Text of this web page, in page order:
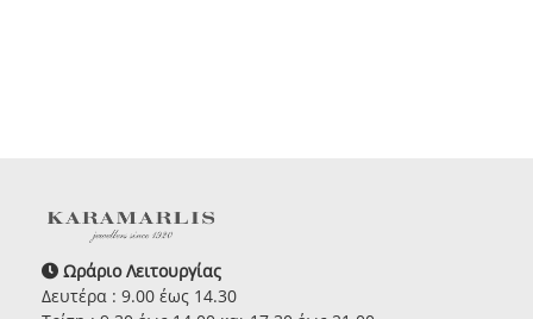
Ωράριο Λειτουργίας
Δευτέρα : 9.00 έως 14.30